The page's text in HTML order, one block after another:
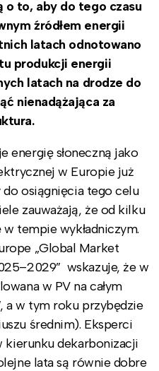
o to, aby do tego czasu
źródłem energii
latach odnotowano
produkcji energii
latach na drodze do
nienadążająca za
energię słoneczną jako
w Europie już
do osiągnięcia tego celu
zauważają, że od kilku
tempie wykładniczym.
„Global Market
wskazuje, że w
w PV na całym
a w tym roku przybędzie
średnim). Eksperci
kierunku dekarbonizacji
lata są równie dobre